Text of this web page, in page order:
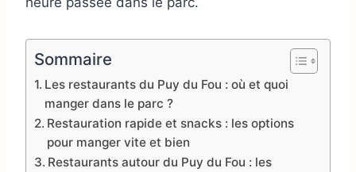
Sommaire
Les restaurants du Puy du Fou : où et quoi
manger dans le parc ?
Restauration rapide et snacks : les options
pour manger vite et bien
Restaurants autour du Puy du Fou : les